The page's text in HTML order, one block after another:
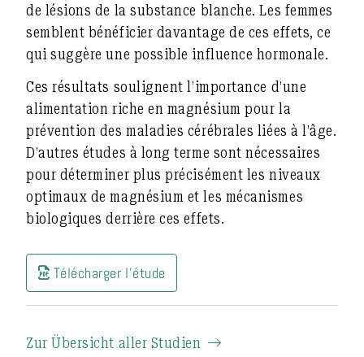
de lésions de la substance blanche. Les femmes
semblent bénéficier davantage de ces effets, ce
qui suggère une possible influence hormonale.
Ces résultats soulignent l’importance d’une
alimentation riche en magnésium pour la
prévention des maladies cérébrales liées à l’âge.
D’autres études à long terme sont nécessaires
pour déterminer plus précisément les niveaux
optimaux de magnésium et les mécanismes
biologiques derrière ces effets.
Télécharger l'étude
Zur Übersicht aller Studien